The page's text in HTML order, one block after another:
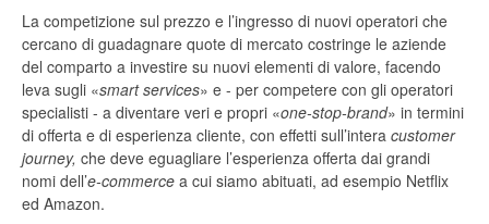
La competizione sul prezzo e l’ingresso di nuovi operatori che
cercano di guadagnare quote di mercato costringe le aziende
del comparto a investire su nuovi elementi di valore, facendo
leva sugli «smart services» e - per competere con gli operatori
specialisti - a diventare veri e propri «one-stop-brand» in termini
di offerta e di esperienza cliente, con effetti sull’intera customer
journey, che deve eguagliare l’esperienza offerta dai grandi
nomi dell’e-commerce a cui siamo abituati, ad esempio Netflix
ed Amazon.